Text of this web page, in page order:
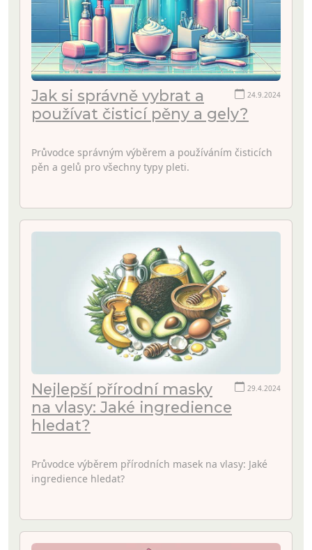
24.9.2024
Jak si správně vybrat a
používat čisticí pěny a gely?
Průvodce správným výběrem a používáním čisticích
pěn a gelů pro všechny typy pleti.
29.4.2024
Nejlepší přírodní masky
na vlasy: Jaké ingredience
hledat?
Průvodce výběrem přírodních masek na vlasy: Jaké
ingredience hledat?